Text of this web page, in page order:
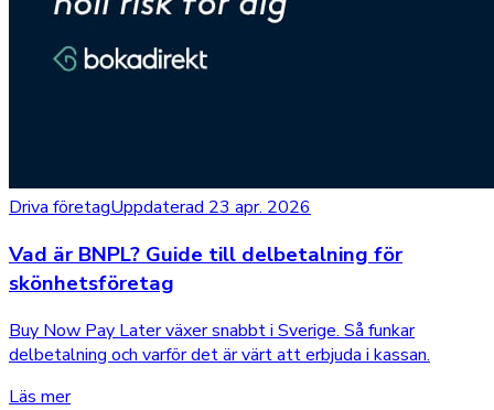
Driva företagUppdaterad 23 apr. 2026
Vad är BNPL? Guide till delbetalning för
skönhetsföretag
Buy Now Pay Later växer snabbt i Sverige. Så funkar
delbetalning och varför det är värt att erbjuda i kassan.
Läs mer